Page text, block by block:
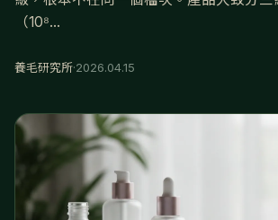
（10⁸...
養毛研究所·2026.04.15